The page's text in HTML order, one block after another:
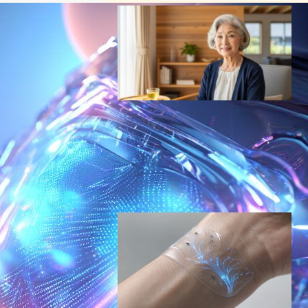
ウェアラブル超音波で在宅医
療革命：MIT主導WITEC、心
血管の48時間断続イメージン
グで慢性疾患管理を変える
ヘルスケアテクノロジーニュース
2026年2月4日20:00